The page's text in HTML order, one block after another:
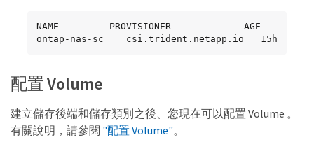
NAME         PROVISIONER             AGE
ontap-nas-sc    csi.trident.netapp.io   15h
配置 Volume
建立儲存後端和儲存類別之後、您現在可以配置 Volume 。
有關說明，請參閱 "配置 Volume"。